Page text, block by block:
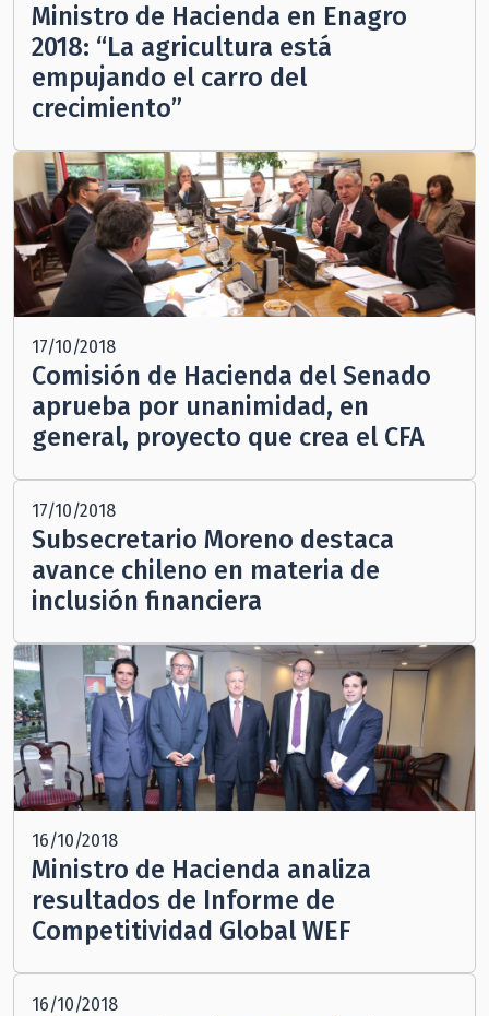
Ministro de Hacienda en Enagro
2018: “La agricultura está
empujando el carro del
crecimiento”
17/10/2018
Comisión de Hacienda del Senado
aprueba por unanimidad, en
general, proyecto que crea el CFA
17/10/2018
Subsecretario Moreno destaca
avance chileno en materia de
inclusión financiera
16/10/2018
Ministro de Hacienda analiza
resultados de Informe de
Competitividad Global WEF
16/10/2018